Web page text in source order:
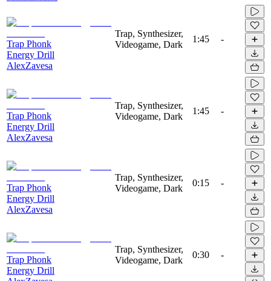
Trap Phonk
Energy Drill
AlexZavesa
Trap, Synthesizer,
Videogame, Dark
1:45 -
Trap Phonk
Energy Drill
AlexZavesa
Trap, Synthesizer,
Videogame, Dark
1:45 -
Trap Phonk
Energy Drill
AlexZavesa
Trap, Synthesizer,
Videogame, Dark
0:15 -
Trap Phonk
Energy Drill
Trap, Synthesizer,
Videogame, Dark
0:30 -